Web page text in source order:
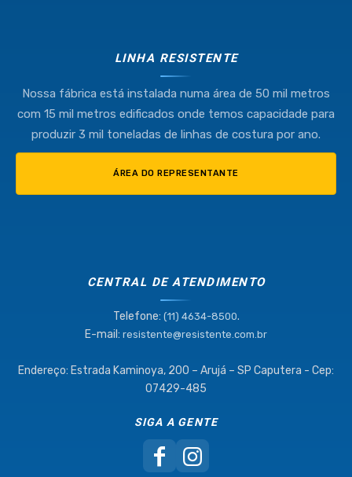
(11) 4634-8500
LINHA RESISTENTE
Nossa fábrica está instalada numa área de 50 mil metros
com 15 mil metros edificados onde temos capacidade para
produzir 3 mil toneladas de linhas de costura por ano.
ÁREA DO REPRESENTANTE
CENTRAL DE ATENDIMENTO
Telefone: (11) 4634-8500.
E-mail: resistente@resistente.com.br
Endereço: Estrada Kaminoya, 200 – Arujá – SP Caputera - Cep:
07429-485
SIGA A GENTE